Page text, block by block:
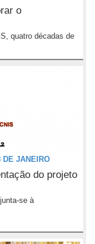
o
quatro décadas de
DE JANEIRO
do projeto
se à